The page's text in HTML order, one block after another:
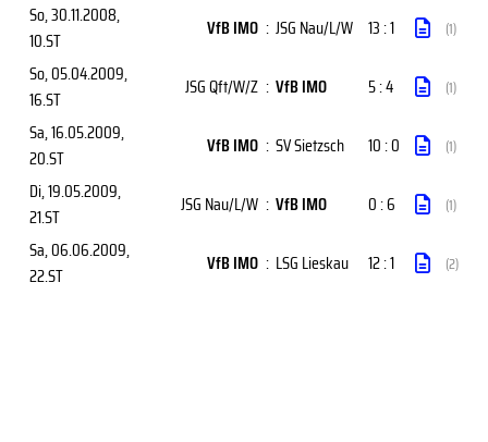
So, 30.11.2008,
10.ST
VfB IMO : JSG Nau/L/W 13 : 1 (1)
So, 05.04.2009,
16.ST
JSG Qft/W/Z : VfB IMO 5 : 4 (1)
Sa, 16.05.2009,
20.ST
VfB IMO : SV Sietzsch 10 : 0 (1)
Di, 19.05.2009,
21.ST
JSG Nau/L/W : VfB IMO 0 : 6 (1)
Sa, 06.06.2009,
22.ST
VfB IMO : LSG Lieskau 12 : 1 (2)